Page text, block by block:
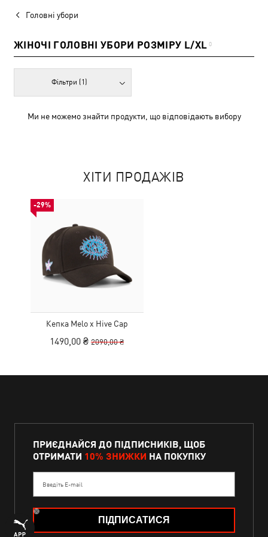
Головні убори
ЖІНОЧІ ГОЛОВНІ УБОРИ РОЗМІРУ L/XL 0
Фільтри (1)
Ми не можемо знайти продукти, що відповідають вибору
ХІТИ ПРОДАЖІВ
-29%
Кепка Melo x Hive Cap
1490,00 ₴2090,00 ₴
ПРИЄДНАЙСЯ ДО ПІДПИСНИКІВ, ЩОБ
ОТРИМАТИ 10% ЗНИЖКИ НА ПОКУПКУ
Введіть E-mail
ПІДПИСАТИСЯ